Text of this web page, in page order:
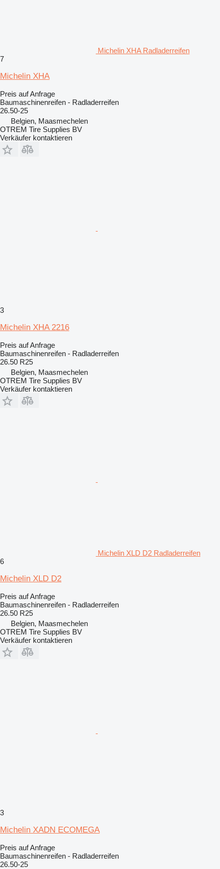
Michelin XHA Radladerreifen
7
Michelin XHA
Preis auf Anfrage
Baumaschinenreifen - Radladerreifen
26.50-25
Belgien, Maasmechelen
OTREM Tire Supplies BV
Verkäufer kontaktieren
3
Michelin XHA 2216
Preis auf Anfrage
Baumaschinenreifen - Radladerreifen
26.50 R25
Belgien, Maasmechelen
OTREM Tire Supplies BV
Verkäufer kontaktieren
Michelin XLD D2 Radladerreifen
6
Michelin XLD D2
Preis auf Anfrage
Baumaschinenreifen - Radladerreifen
26.50 R25
Belgien, Maasmechelen
OTREM Tire Supplies BV
Verkäufer kontaktieren
3
Michelin XADN ECOMEGA
Preis auf Anfrage
Baumaschinenreifen - Radladerreifen
26.50-25